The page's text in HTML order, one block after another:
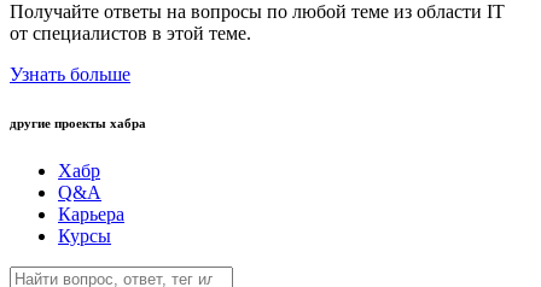
Получайте ответы на вопросы по любой теме из области IT
от специалистов в этой теме.
Узнать больше
другие проекты хабра
Хабр
Q&A
Карьера
Курсы